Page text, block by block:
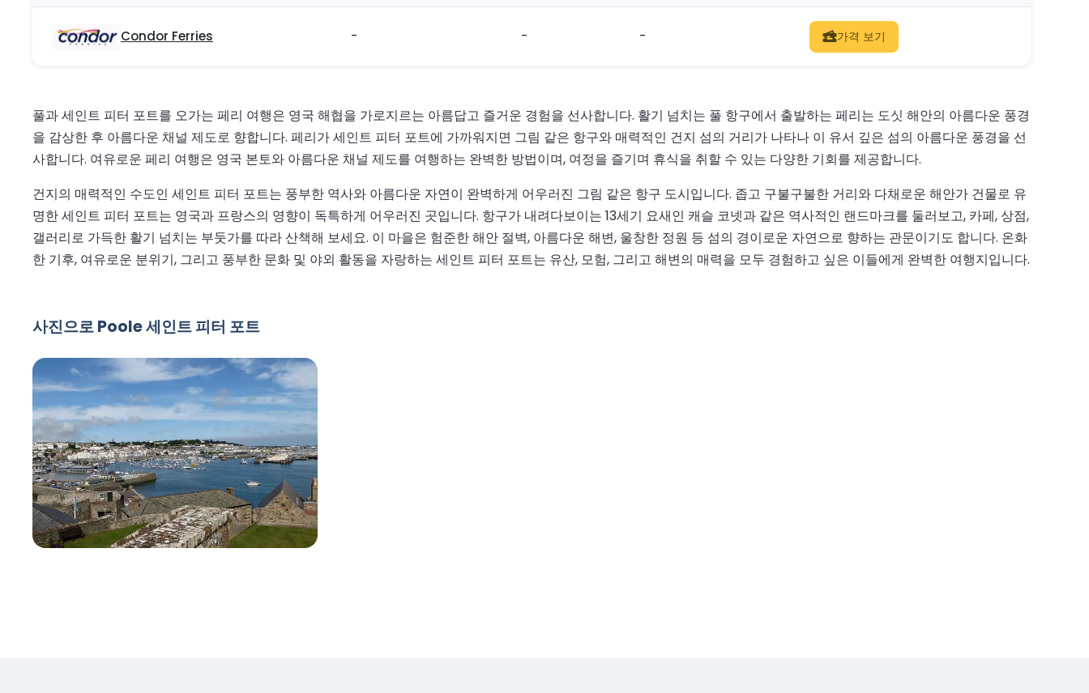
Condor Ferries - - - 가격 보기
풀과 세인트 피터 포트를 오가는 페리 여행은 영국 해협을 가로지르는 아름답고 즐거운 경험을 선사합니다. 활기 넘치는 풀 항구에서 출발하는 페리는 도싯 해안의 아름다운 풍경
을 감상한 후 아름다운 채널 제도로 향합니다. 페리가 세인트 피터 포트에 가까워지면 그림 같은 항구와 매력적인 건지 섬의 거리가 나타나 이 유서 깊은 섬의 아름다운 풍경을 선
사합니다. 여유로운 페리 여행은 영국 본토와 아름다운 채널 제도를 여행하는 완벽한 방법이며, 여정을 즐기며 휴식을 취할 수 있는 다양한 기회를 제공합니다.
건지의 매력적인 수도인 세인트 피터 포트는 풍부한 역사와 아름다운 자연이 완벽하게 어우러진 그림 같은 항구 도시입니다. 좁고 구불구불한 거리와 다채로운 해안가 건물로 유
명한 세인트 피터 포트는 영국과 프랑스의 영향이 독특하게 어우러진 곳입니다. 항구가 내려다보이는 13세기 요새인 캐슬 코넷과 같은 역사적인 랜드마크를 둘러보고, 카페, 상점,
갤러리로 가득한 활기 넘치는 부둣가를 따라 산책해 보세요. 이 마을은 험준한 해안 절벽, 아름다운 해변, 울창한 정원 등 섬의 경이로운 자연으로 향하는 관문이기도 합니다. 온화
한 기후, 여유로운 분위기, 그리고 풍부한 문화 및 야외 활동을 자랑하는 세인트 피터 포트는 유산, 모험, 그리고 해변의 매력을 모두 경험하고 싶은 이들에게 완벽한 여행지입니다.
사진으로 Poole 세인트 피터 포트